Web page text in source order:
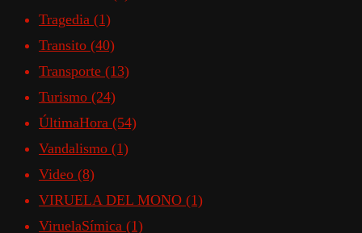
Tragedia (1)
Transito (40)
Transporte (13)
Turismo (24)
ÚltimaHora (54)
Vandalismo (1)
Video (8)
VIRUELA DEL MONO (1)
ViruelaSímica (1)